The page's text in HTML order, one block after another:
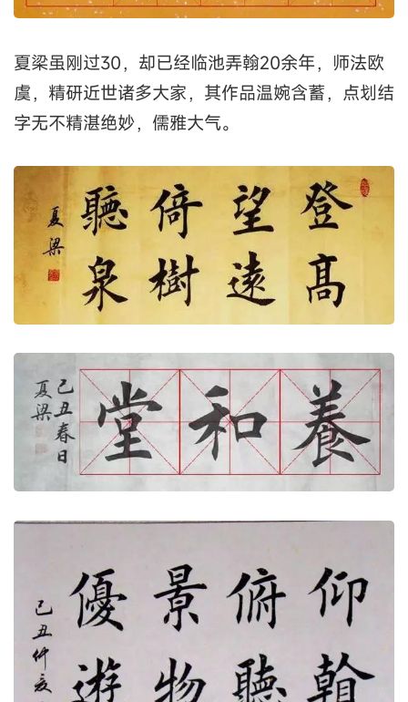
夏梁虽刚过30，却已经临池弄翰20余年，师法欧
虞，精研近世诸多大家，其作品温婉含蓄，点划结
字无不精湛绝妙，儒雅大气。